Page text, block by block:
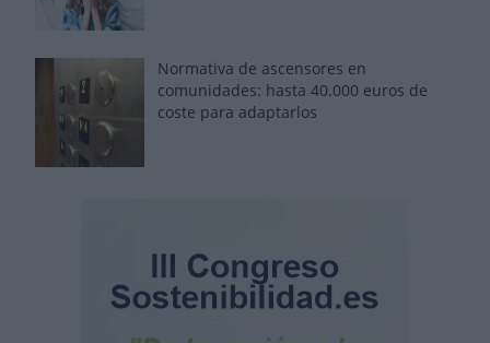
Normativa de ascensores en
comunidades: hasta 40.000 euros de
coste para adaptarlos